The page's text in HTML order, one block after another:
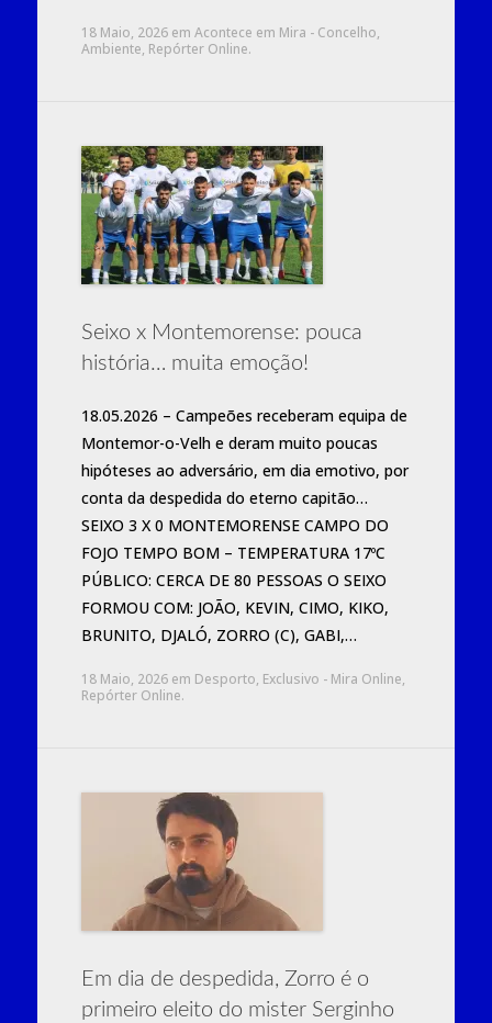
18 Maio, 2026em Acontece em Mira - Concelho,
Ambiente, Repórter Online.
Seixo x Montemorense: pouca
história… muita emoção!
18.05.2026 – Campeões receberam equipa de
Montemor-o-Velh e deram muito poucas
hipóteses ao adversário, em dia emotivo, por
conta da despedida do eterno capitão…
SEIXO 3 X 0 MONTEMORENSE CAMPO DO
FOJO TEMPO BOM – TEMPERATURA 17ºC
PÚBLICO: CERCA DE 80 PESSOAS O SEIXO
FORMOU COM: JOÃO, KEVIN, CIMO, KIKO,
BRUNITO, DJALÓ, ZORRO (C), GABI,…
18 Maio, 2026em Desporto, Exclusivo - Mira Online,
Repórter Online.
Em dia de despedida, Zorro é o
primeiro eleito do mister Serginho